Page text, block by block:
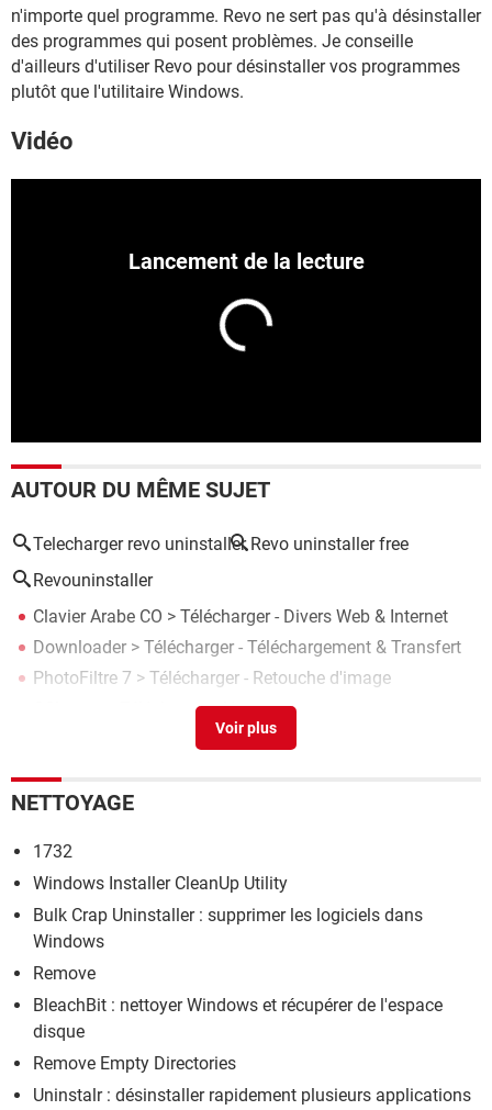
n'importe quel programme. Revo ne sert pas qu'à désinstaller
des programmes qui posent problèmes. Je conseille
d'ailleurs d'utiliser Revo pour désinstaller vos programmes
plutôt que l'utilitaire Windows.
Vidéo
AUTOUR DU MÊME SUJET
Telecharger revo uninstaller Revo uninstaller free
Revouninstaller
Clavier Arabe CO > Télécharger - Divers Web & Internet
Downloader > Télécharger - Téléchargement & Transfert
PhotoFiltre 7 > Télécharger - Retouche d'image
> Télécharger - Nettoyage
> Télécharger - Traitement de texte
NETTOYAGE
1732
Windows Installer CleanUp Utility
Bulk Crap Uninstaller : supprimer les logiciels dans
Windows
Remove
BleachBit : nettoyer Windows et récupérer de l'espace
disque
Remove Empty Directories
Uninstalr : désinstaller rapidement plusieurs applications